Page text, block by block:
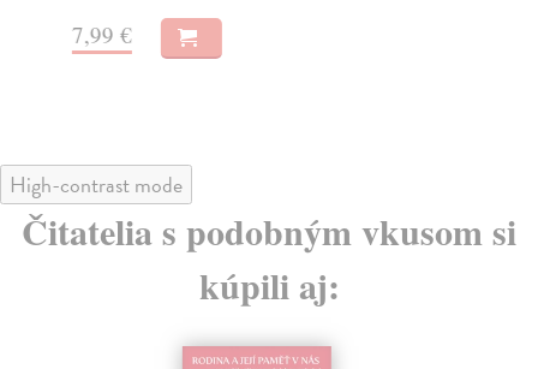
7,99 €
High-contrast mode
Čitatelia s podobným vkusom si
kúpili aj: